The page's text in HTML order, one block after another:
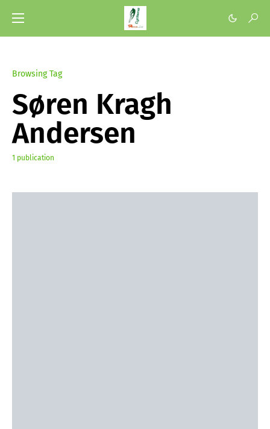
Browsing Tag
Søren Kragh
Andersen
1 publication